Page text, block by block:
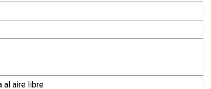
al aire libre